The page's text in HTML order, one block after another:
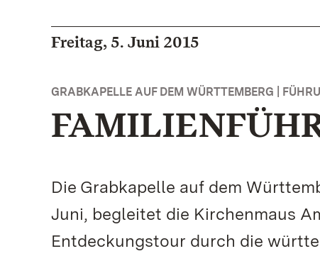
Freitag, 5. Juni 2015
GRABKAPELLE AUF DEM WÜRTTEMBERG |
Die Grabkapelle auf dem
Juni, begleitet die Kirchenmaus
Entdeckungstour durch die